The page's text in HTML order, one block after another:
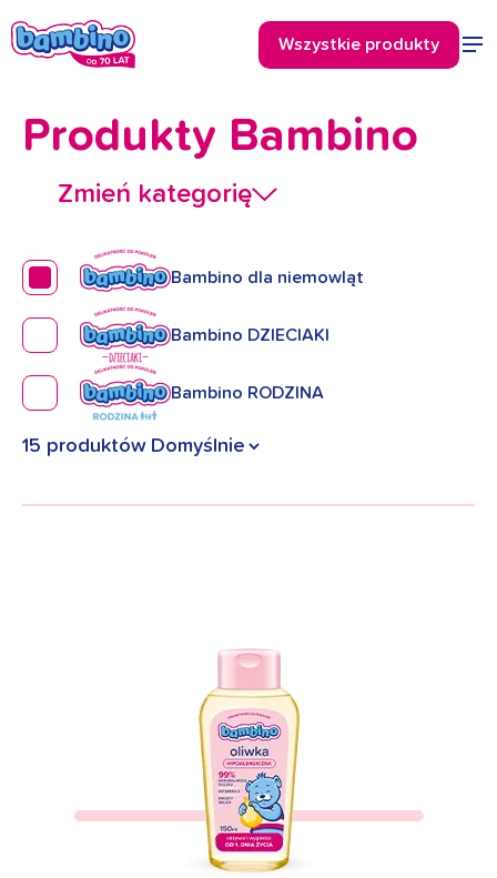
Produkty Bambino
Zmień kategorię
Bambino dla niemowląt
Bambino DZIECIAKI
Bambino RODZINA
15 produktów